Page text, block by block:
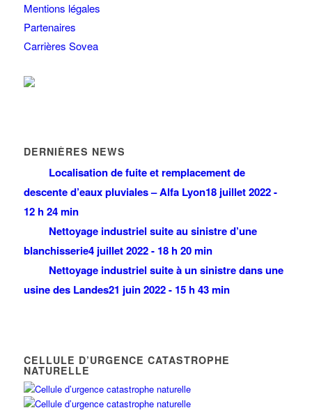
Mentions légales
Partenaires
Carrières Sovea
DERNIÈRES NEWS
Localisation de fuite et remplacement de
descente d’eaux pluviales – Alfa Lyon18 juillet 2022 -
12 h 24 min
Nettoyage industriel suite au sinistre d’une
blanchisserie4 juillet 2022 - 18 h 20 min
Nettoyage industriel suite à un sinistre dans une
usine des Landes21 juin 2022 - 15 h 43 min
CELLULE D’URGENCE CATASTROPHE
NATURELLE